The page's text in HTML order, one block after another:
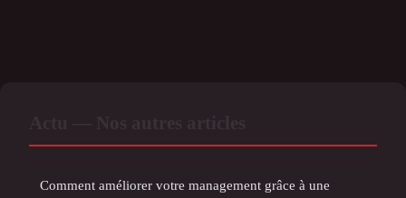
Comment améliorer votre management grâce à une